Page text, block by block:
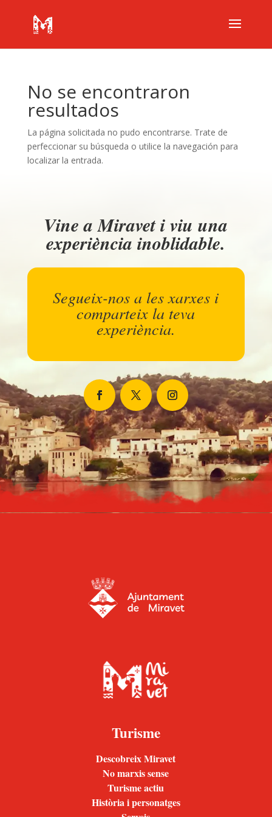
No se encontraron
resultados
La página solicitada no pudo encontrarse. Trate de
perfeccionar su búsqueda o utilice la navegación para
localizar la entrada.
Vine a Miravet i viu una
experiència inoblidable.
Segueix-nos a les xarxes i
comparteix la teva
experiència.
Turisme
Descobreix Miravet
No marxis sense
Turisme actiu
Història i personatges